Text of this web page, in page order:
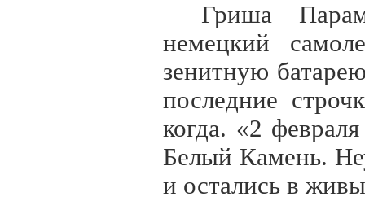
Гриша
немецкий
зенитную
последние
когда. «2
Белый Камень.
и остались в